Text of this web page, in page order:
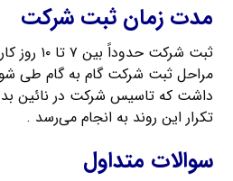
مدت زمان ثبت شرکت
ثبت شرکت
مراحل ثبت شرکت گام به گام طی
داشت که تاسیس شرکت در نائين
تکرار این روند به انجام می‌رسد .
سوالات متداول